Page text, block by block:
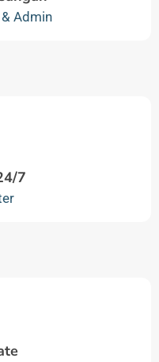
Admin
7